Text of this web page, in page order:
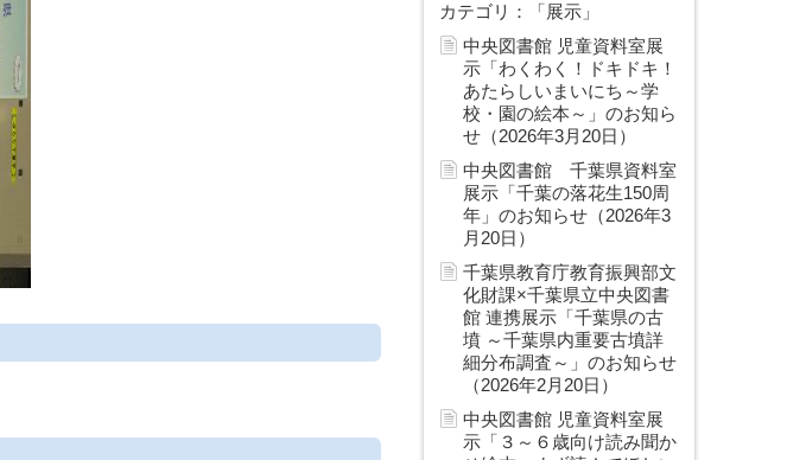
カテゴリ：「展示」
中央図書館 児童資料室展
示「わくわく！ドキドキ！
あたらしいまいにち～学
校・園の絵本～」のお知ら
せ（2026年3月20日）
中央図書館 千葉県資料室
展示「千葉の落花生150周
年」のお知らせ（2026年3
月20日）
千葉県教育庁教育振興部文
化財課×千葉県立中央図書
館 連携展示「千葉県の古
墳 ～千葉県内重要古墳詳
細分布調査～」のお知らせ
（2026年2月20日）
中央図書館 児童資料室展
示「３～６歳向け読み聞か